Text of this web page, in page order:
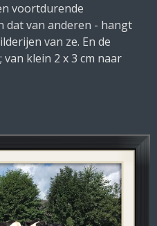
voortdurende
dat van anderen - hangt
van ze. En de
klein 2 x 3 cm naar